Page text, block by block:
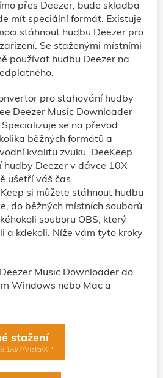
přes Deezer, bude skladba
mít speciální formát. Existuje
stáhnout hudbu Deezer pro
Se staženými místními
používat hudbu Deezer na
pro stahování hudby
Deezer Music Downloader
se na převod
běžných formátů a
kvalitu zvuku. DeeKeep
Deezer v dávce 10X
ušetří váš čas.
si můžete stáhnout hudbu
do běžných místních souborů
souboru OBS, který
a kdekoli. Níže vám tyto kroky
Music Downloader do
Windows nebo Mac a
stažení
8/7/Vista/XP